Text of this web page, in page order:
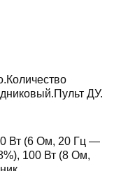
ДУ.
Вт (6 Ом, 20 Гц —
100 Вт (8 Ом,